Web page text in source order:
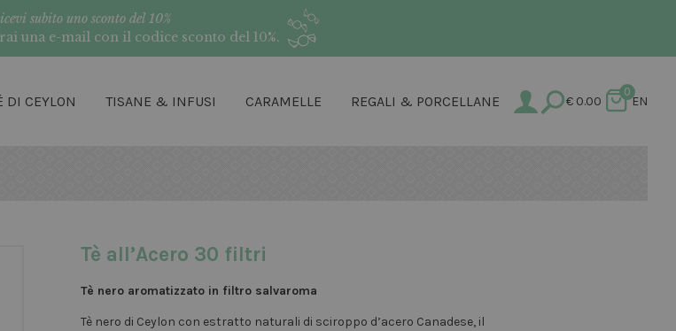
subito uno sconto del 10%
una e-mail con il codice sconto del 10%.
DI CEYLON TISANE & INFUSI CARAMELLE REGALI & PORCELLANE € 0.00
0
EN
Tè all’Acero 30 filtri
Tè nero aromatizzato in filtro salvaroma
Tè nero di Ceylon con estratto naturali di sciroppo d’acero Canadese, il